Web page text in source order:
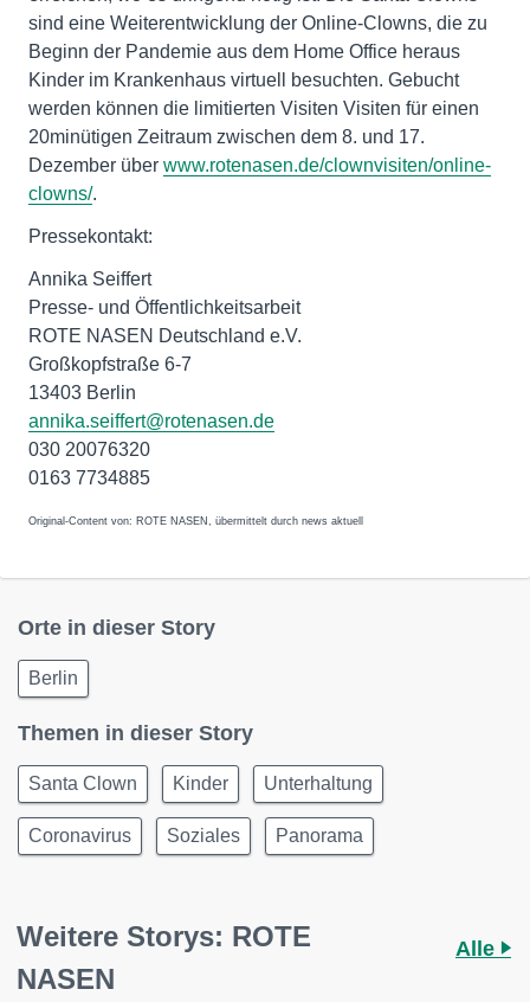
sind eine Weiterentwicklung der Online-Clowns, die zu
Beginn der Pandemie aus dem Home Office heraus
Kinder im Krankenhaus virtuell besuchten. Gebucht
werden können die limitierten Visiten Visiten für einen
20minütigen Zeitraum zwischen dem 8. und 17.
Dezember über www.rotenasen.de/clownvisiten/online-
clowns/.
Pressekontakt:
Annika Seiffert
Presse- und Öffentlichkeitsarbeit
ROTE NASEN Deutschland e.V.
Großkopfstraße 6-7
13403 Berlin
annika.seiffert@rotenasen.de
030 20076320
0163 7734885
Original-Content von: ROTE NASEN, übermittelt durch news aktuell
Orte in dieser Story
Berlin
Themen in dieser Story
Santa Clown Kinder Unterhaltung
Coronavirus Soziales Panorama
Weitere Storys: ROTE
NASEN
Alle